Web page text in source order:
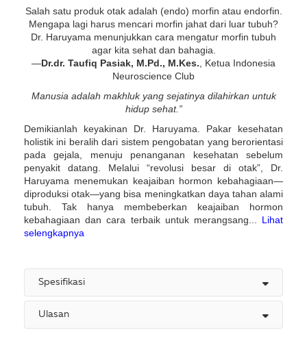
Salah satu produk otak adalah (endo) morfin atau endorfin.
Mengapa lagi harus mencari morfin jahat dari luar tubuh?
Dr. Haruyama menunjukkan cara mengatur morfin tubuh
agar kita sehat dan bahagia.
—Dr.dr. Taufiq Pasiak, M.Pd., M.Kes. , Ketua Indonesia
Neuroscience Club
Manusia adalah makhluk yang sejatinya dilahirkan untuk
hidup sehat.”
Demikianlah keyakinan Dr. Haruyama. Pakar kesehatan
holistik ini beralih dari sistem pengobatan yang berorientasi
pada gejala, menuju penanganan kesehatan sebelum
penyakit datang. Melalui “revolusi besar di otak”, Dr.
Haruyama menemukan keajaiban hormon kebahagiaan—
diproduksi otak—yang bisa meningkatkan daya tahan alami
tubuh. Tak hanya membeberkan keajaiban hormon
kebahagiaan dan cara terbaik untuk merangsang... Lihat
selengkapnya
Spesifikasi
Ulasan